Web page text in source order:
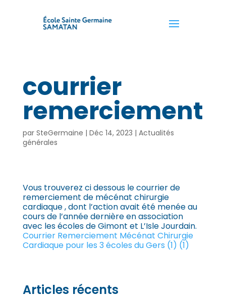
courrier
remerciement
par SteGermaine | Déc 14, 2023 | Actualités
générales
Vous trouverez ci dessous le courrier de
remerciement de mécénat chirurgie
cardiaque , dont l’action avait été menée au
cours de l’année dernière en association
avec les écoles de Gimont et L’Isle Jourdain.
Courrier Remerciement Mécénat Chirurgie
Cardiaque pour les 3 écoles du Gers (1) (1)
Articles récents